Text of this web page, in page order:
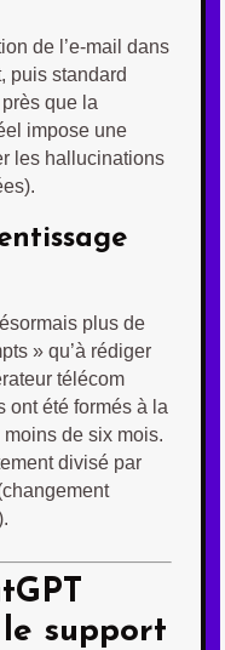
de l’e-mail dans
puis standard
que la
impose une
les hallucinations
plus de
» qu’à rédiger
télécom
ont été formés à la
de six mois.
divisé par
support